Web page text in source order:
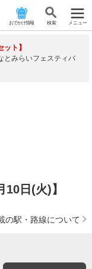
おでかけ情報 検 索 メニュー
ト】
とみらいフェスティバ
日(火)】
の駅・路線について